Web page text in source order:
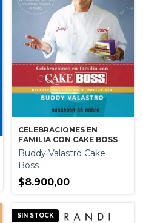
CELEBRACIONES EN
FAMILIA CON CAKE BOSS
Buddy Valastro Cake
Boss
$8.900,00
SIN STOCK